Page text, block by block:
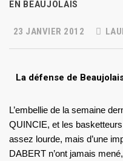
EN BEAUJOLAIS
23 JANVIER 2012
La défense de
L’embellie de la semaine
QUINCIE, et les
assez lourde, mais d’une
DABERT n’ont jamais